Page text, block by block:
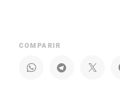
COMPARIR